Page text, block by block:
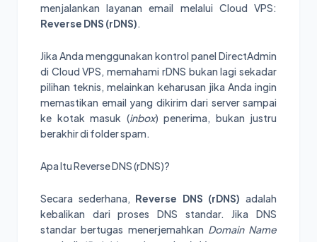
menjalankan layanan email melalui Cloud VPS:
Reverse DNS (rDNS).
Jika Anda menggunakan kontrol panel DirectAdmin
di Cloud VPS, memahami rDNS bukan lagi sekadar
pilihan teknis, melainkan keharusan jika Anda ingin
memastikan email yang dikirim dari server sampai
ke kotak masuk (inbox) penerima, bukan justru
berakhir di folder spam.
Apa Itu Reverse DNS (rDNS)?
Secara sederhana, Reverse DNS (rDNS) adalah
kebalikan dari proses DNS standar. Jika DNS
standar bertugas menerjemahkan Domain Name